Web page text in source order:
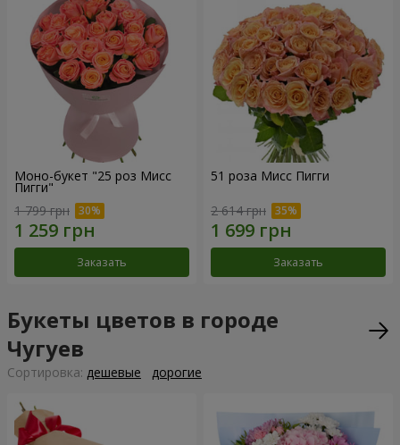
Моно-букет "25 роз Мисс
Пигги"
1 799 грн
Заказать
51 роза Мисс Пигги
2 614 грн
Заказать
Букеты цветов в городе
Чугуев
Cортировка: дешевые дорогие